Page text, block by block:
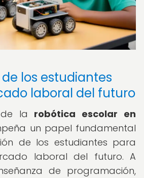
los estudiantes
laboral del futuro
la robótica escolar en
un papel fundamental
de los estudiantes para
laboral del futuro. A
de programación,